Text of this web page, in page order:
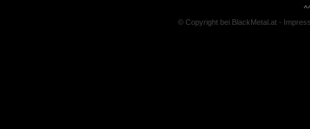
© Copyright bei BlackMetal.at -